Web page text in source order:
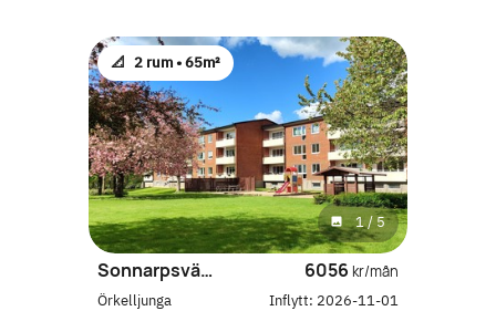
📐 2 rum •65m²
1/ 5
Sonnarpsvägen 22 F 6056 kr/mån
Örkelljunga
Inflytt: 2026-11-01